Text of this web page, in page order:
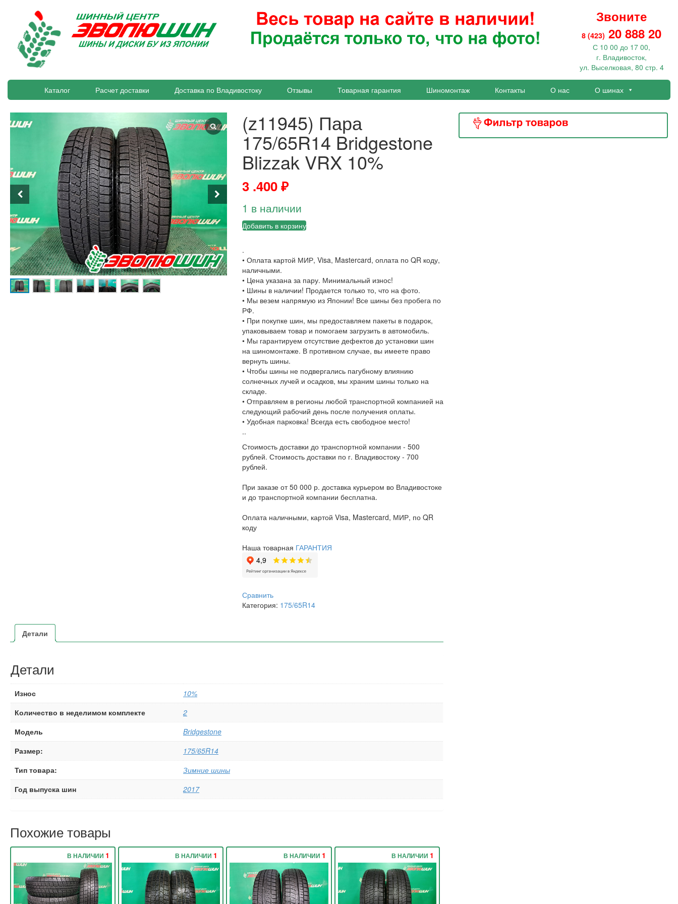
Звоните
8 (423) 20 888 20
С 10 00 до 17 00,
г. Владивосток,
ул. Выселковая, 80 стр. 4
Каталог Расчет доставки Доставка по Владивостоку Отзывы Товарная гарантия Шиномонтаж Контакты О нас О шинах
(z11945) Пара
175/65R14 Bridgestone
Blizzak VRX 10%
3 .400₽
1 в наличии
Добавить в корзину
.
• Оплата картой МИР, Visa, Mastercard, оплата по QR коду,
наличными.
• Цена указана за пару. Минимальный износ!
• Шины в наличии! Продается только то, что на фото.
• Мы везем напрямую из Японии! Все шины без пробега по
РФ.
• При покупке шин, мы предоставляем пакеты в подарок,
упаковываем товар и помогаем загрузить в автомобиль.
• Мы гарантируем отсутствие дефектов до установки шин
на шиномонтаже. В противном случае, вы имеете право
вернуть шины.
• Чтобы шины не подвергались пагубному влиянию
солнечных лучей и осадков, мы храним шины только на
складе.
• Отправляем в регионы любой транспортной компанией на
следующий рабочий день после получения оплаты.
• Удобная парковка! Всегда есть свободное место!
..
Стоимость доставки до транспортной компании - 500
рублей. Стоимость доставки по г. Владивостоку - 700
рублей.
При заказе от 50 000 р. доставка курьером во Владивостоке
и до транспортной компании бесплатна.
Оплата наличными, картой Visa, Mastercard, МИР, по QR
коду
Наша товарная ГАРАНТИЯ
Сравнить
Категория: 175/65R14
Детали
Детали
Износ
10%
Количество в неделимом комплекте
2
Модель
Bridgestone
Размер:
175/65R14
Тип товара:
Зимние шины
Год выпуска шин
2017
Похожие товары
В НАЛИЧИИ 1 В НАЛИЧИИ 1 В НАЛИЧИИ 1 В НАЛИЧИИ 1